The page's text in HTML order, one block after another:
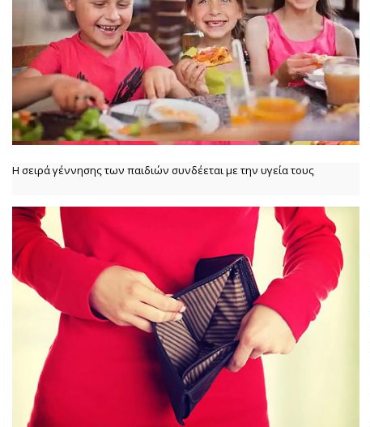
Η σειρά γέννησης των παιδιών συνδέεται με την υγεία τους